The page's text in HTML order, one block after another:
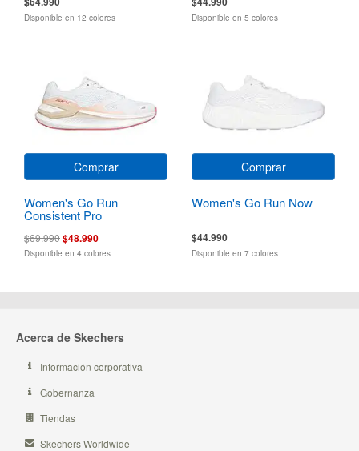
Disponible en 12 colores Disponible en 5 colores
Comprar
Women's Go Run
Consistent Pro
$69.990$48.990
Disponible en 4 colores
Comprar
Women's Go Run Now
$44.990
Disponible en 7 colores
Acerca de Skechers
Información corporativa
Gobernanza
Tiendas
Skechers Worldwide